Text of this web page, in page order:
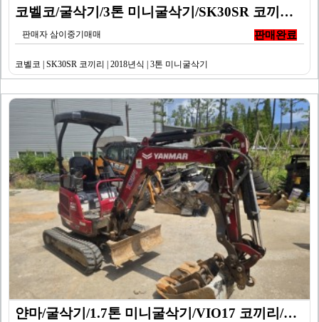
코벨코/굴삭기/3톤 미니굴삭기/SK30SR 코끼리/20…
판매자 삼이중기매매 판매완료
코벨코 | SK30SR 코끼리 | 2018년식 | 3톤 미니굴삭기
얀마/굴삭기/1.7톤 미니굴삭기/VIO17 코끼리/20…